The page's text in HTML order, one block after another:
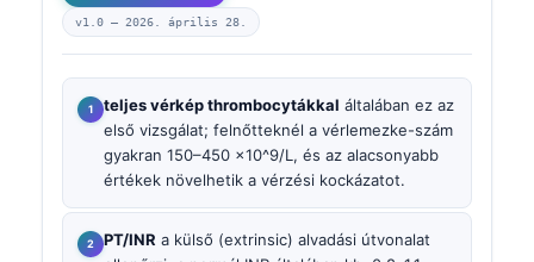
v1.0 — 2026. április 28.
teljes vérkép thrombocytákkal általában ez az
első vizsgálat; felnőtteknél a vérlemezke-szám
gyakran 150–450 x10^9/L, és az alacsonyabb
értékek növelhetik a vérzési kockázatot.
PT/INR a külső (extrinsic) alvadási útvonalat